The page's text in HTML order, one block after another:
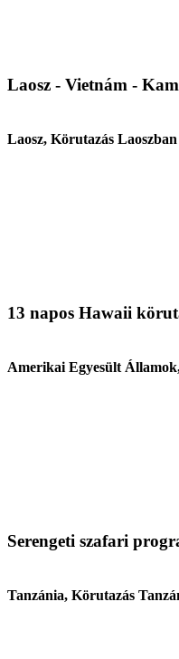
Laosz - Vietnám -
Laosz, Körutazás Laoszban
13 napos Hawaii
Amerikai Egyesült
Serengeti szafari
Tanzánia, Körutazás